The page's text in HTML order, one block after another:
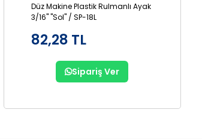
Düz Makine Plastik Rulmanlı Ayak
3/16" "Sol" / SP-18L
82,28 TL
Sipariş Ver